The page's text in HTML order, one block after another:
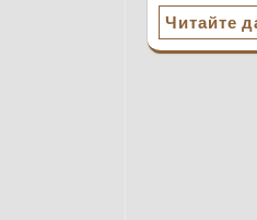
Читайте